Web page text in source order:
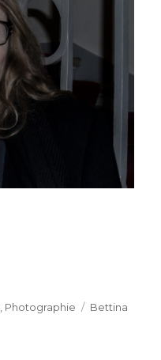
Photographie Schlagwörter
Bettina